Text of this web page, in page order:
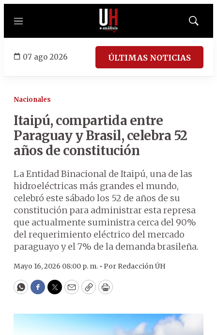
Menú
Mostrar
07 ago 2026 ÚLTIMAS NOTICIAS
Nacionales
Itaipú, compartida entre
Paraguay y Brasil, celebra 52
años de constitución
La Entidad Binacional de Itaipú, una de las
hidroeléctricas más grandes el mundo,
celebró este sábado los 52 de años de su
constitución para administrar esta represa
que actualmente suministra cerca del 90%
del requerimiento eléctrico del mercado
paraguayo y el 7% de la demanda brasileña.
Mayo 16, 2026 08:00 p. m. • Por Redacción ÚH
WhatsApp
Facebook
Twitter
EmailCopyPrint